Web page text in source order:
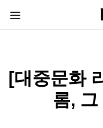
[대중문화
롬,